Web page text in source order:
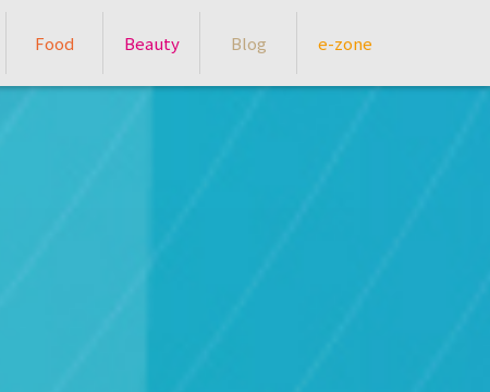
Food Beauty Blog e-zone